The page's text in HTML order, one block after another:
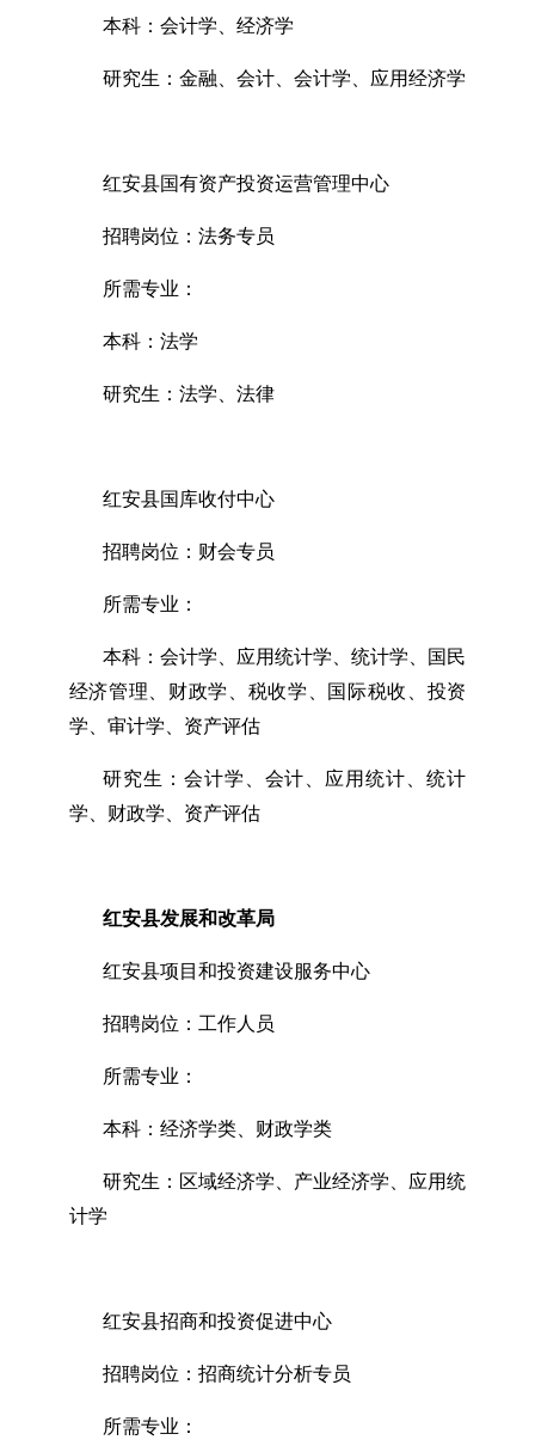
本科：会计学、经济学
研究生：金融、会计、会计学、应用经济学
红安县国有资产投资运营管理中心
招聘岗位：法务专员
所需专业：
本科：法学
研究生：法学、法律
红安县国库收付中心
招聘岗位：财会专员
所需专业：
本科：会计学、应用统计学、统计学、国民
经济管理、财政学、税收学、国际税收、投资
学、审计学、资产评估
研究生：会计学、会计、应用统计、统计
学、财政学、资产评估
红安县发展和改革局
红安县项目和投资建设服务中心
招聘岗位：工作人员
所需专业：
本科：经济学类、财政学类
研究生：区域经济学、产业经济学、应用统
计学
红安县招商和投资促进中心
招聘岗位：招商统计分析专员
所需专业：